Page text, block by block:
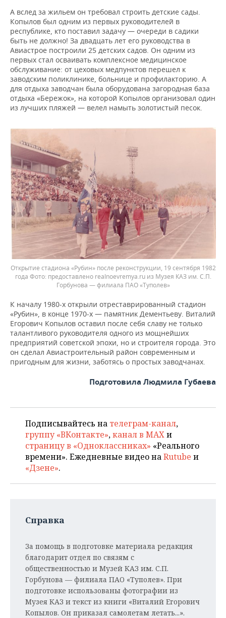
А вслед за жильем он требовал строить детские сады.
Копылов был одним из первых руководителей в
республике, кто поставил задачу — очереди в садики
быть не должно! За двадцать лет его руководства в
Авиастрое построили 25 детских садов. Он одним из
первых стал осваивать комплексное медицинское
обслуживание: от цеховых медпунктов перешел к
заводским поликлинике, больнице и профилакторию. А
для отдыха заводчан была оборудована загородная база
отдыха «Бережок», на которой Копылов организовал один
из лучших пляжей — велел намыть золотистый песок.
Открытие стадиона «Рубин» после реконструкции, 19 сентября 1982
года
предоставлено realnoevremya.ru из Музея КАЗ им. С.П.
Горбунова — филиала ПАО «Туполев»
К началу 1980-х открыли отреставрированный стадион
«Рубин», в конце 1970-х — памятник Дементьеву. Виталий
Егорович Копылов оставил после себя славу не только
талантливого руководителя одного из мощнейших
предприятий советской эпохи, но и строителя города. Это
он сделал Авиастроительный район современным и
пригодным для жизни, заботясь о простых заводчанах.
Подготовила Людмила Губаева
Подписывайтесь на телеграм-канал,
группу «ВКонтакте»,канал в MAXи
страницу в «Одноклассниках» «Реального
времени». Ежедневные видео наRutube и
«Дзене».
Справка
За помощь в подготовке материала редакция
благодарит отдел по связям с
общественностью и Музей КАЗ им. С.П.
Горбунова — филиала ПАО «Туполев». При
подготовке использованы фотографии из
Музея КАЗ и текст из книги «Виталий Егорович
Копылов. Он приказал самолетам летать...».